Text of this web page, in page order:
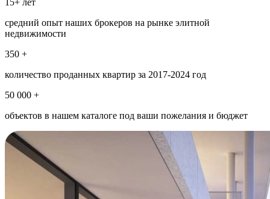
средний опыт наших брокеров на рынке элитной
недвижимости
350 +
количество проданных квартир за 2017-2024 год
50 000 +
объектов в нашем каталоге под ваши пожелания и бюджет